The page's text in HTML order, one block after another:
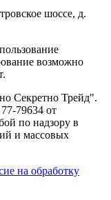
шоссе, д.
возможно
Секретно Трейд".
79634 от
по надзору в
и массовых
на обработку